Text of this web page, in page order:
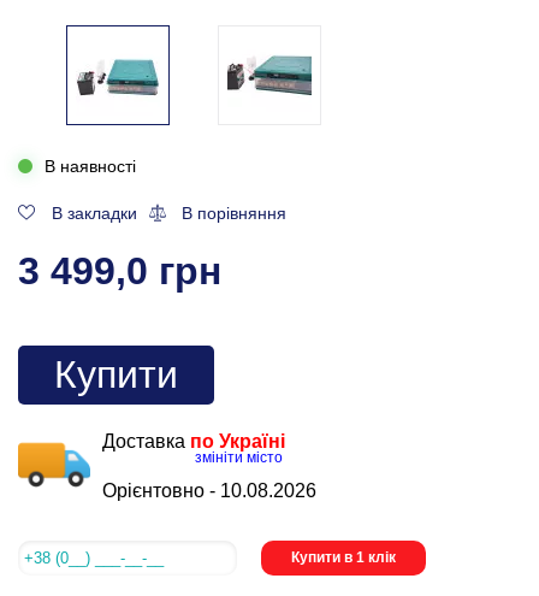
В наявності
В закладки В порівняння
3 499,0 грн
Купити
Доставка по Україні
змініти місто
Орієнтовно - 10.08.2026
Купити в 1 клік